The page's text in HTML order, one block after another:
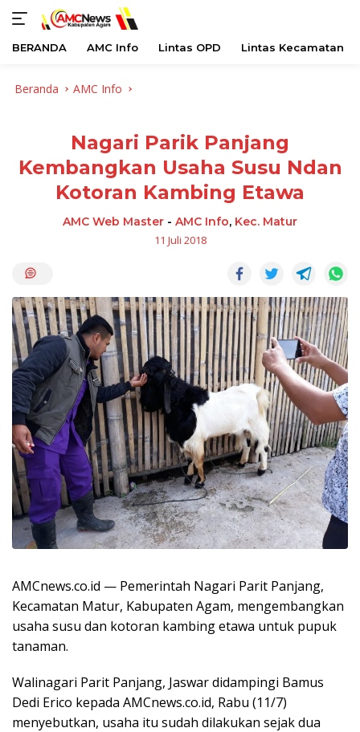
BERANDA AMC Info Lintas OPD Lintas Kecamatan
Beranda AMC Info
Nagari Parik Panjang
Kembangkan Usaha Susu Ndan
Kotoran Kambing Etawa
AMC Web Master - AMC Info, Kec. Matur
11 Juli 2018
AMCnews.co.id — Pemerintah Nagari Parit Panjang,
Kecamatan Matur, Kabupaten Agam, mengembangkan
usaha susu dan kotoran kambing etawa untuk pupuk
tanaman.
Walinagari Parit Panjang, Jaswar didampingi Bamus
Dedi Erico kepada AMCnews.co.id, Rabu (11/7)
menyebutkan, usaha itu sudah dilakukan sejak dua